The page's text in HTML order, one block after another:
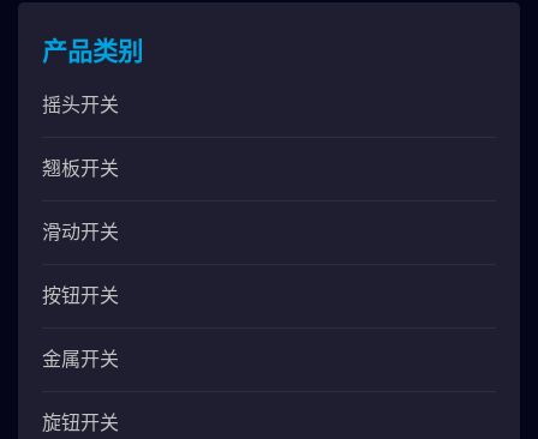
产品类别
摇头开关
翘板开关
滑动开关
按钮开关
金属开关
旋钮开关